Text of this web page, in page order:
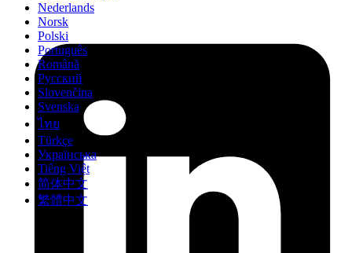
Nederlands
Norsk
Polski
Português
Română
Русский
Slovenčina
Svenska
ไทย
Türkçe
Українська
Tiếng Việt
简体中文
繁體中文